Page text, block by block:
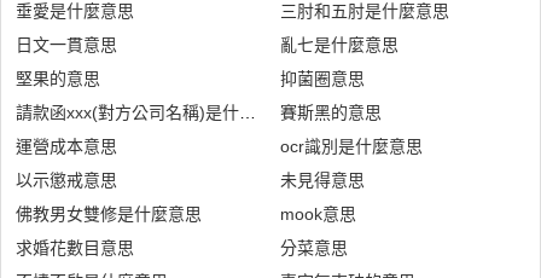
垂愛是什麼意思
日文一貫意思
堅果的意思
請款函xxx(對方公司名稱)是什麼意思
運營成本意思
以示懲戒意思
佛教男女雙修是什麼意思
求婚花數目意思
三肘和五肘是什麼意思
亂七是什麼意思
抑菌圈意思
賽斯黑的意思
ocr識別是什麼意思
未見得意思
mook意思
分菜意思